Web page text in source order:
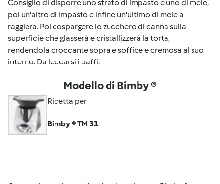
Consiglio di disporre uno strato di impasto e uno di mele,
poi un'altro di impasto e infine un'ultimo di mele a
raggiera. Poi cospargere lo zucchero di canna sulla
superficie che glasserà e cristallizzerà la torta,
rendendola croccante sopra e soffice e cremosa al suo
interno. Da leccarsi i baffi.
Modello di Bimby ®
Ricetta per
Bimby ® TM 31